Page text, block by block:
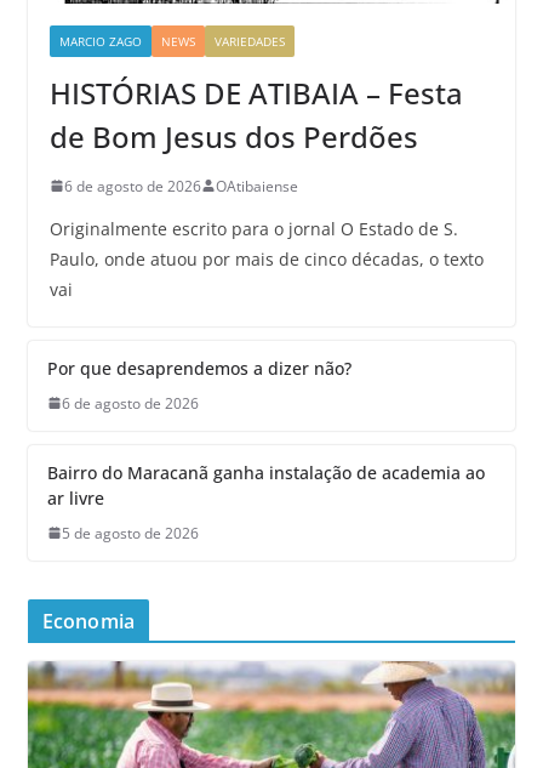
MARCIO ZAGO NEWS VARIEDADES
HISTÓRIAS DE ATIBAIA – Festa
de Bom Jesus dos Perdões
6 de agosto de 2026 OAtibaiense
Originalmente escrito para o jornal O Estado de S.
Paulo, onde atuou por mais de cinco décadas, o texto
vai
Por que desaprendemos a dizer não?
6 de agosto de 2026
Bairro do Maracanã ganha instalação de academia ao
ar livre
5 de agosto de 2026
Economia